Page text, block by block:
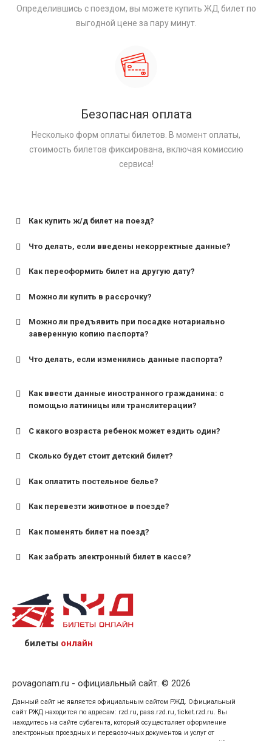
Определившись с поездом, вы можете купить ЖД билет по
выгодной цене за пару минут.
Безопасная оплата
Несколько форм оплаты билетов. В момент оплаты,
стоимость билетов фиксирована, включая комиссию
сервиса!
Как купить ж/д билет на поезд?
Что делать, если введены некорректные данные?
Как переоформить билет на другую дату?
Можно ли купить в рассрочку?
Можно ли предъявить при посадке нотариально
заверенную копию паспорта?
Что делать, если изменились данные паспорта?
Как ввести данные иностранного гражданина: с
помощью латиницы или транслитерации?
С какого возраста ребенок может ездить один?
для поездов дальнего следования — от 10 лет и
для пригородных поездов — от 7 лет.
Сколько будет стоит детский билет?
Как оплатить постельное белье?
Как перевезти животное в поезде?
Как поменять билет на поезд?
Как забрать электронный билет в кассе?
назвав кассиру 14-значный номер заказа;
предъявив удостоверение личности пассажира, на
кого оформлен билет.
билеты онлайн
povagonam.ru - официальный сайт. © 2026
Данный сайт не является официальным сайтом РЖД. Официальный
сайт РЖД находится по адресам: rzd.ru, pass.rzd.ru, ticket.rzd.ru. Вы
находитесь на сайте субагента, который осуществляет оформление
электронных проездных и перевозочных документов и услуг от